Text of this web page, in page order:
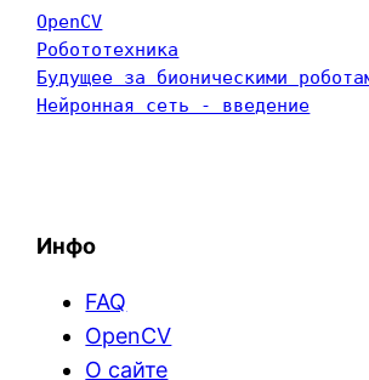
OpenCV
Робототехника
Будущее за бионическими
Нейронная сеть - введение
Инфо
FAQ
OpenCV
О сайте